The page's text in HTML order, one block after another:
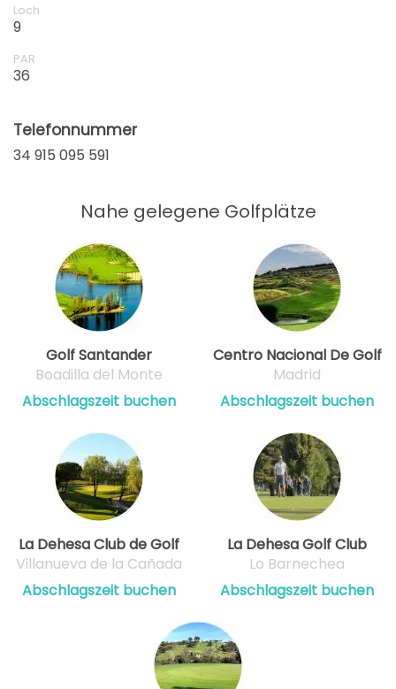
Loch
9
PAR
36
Telefonnummer
34 915 095 591
Nahe gelegene Golfplätze
Golf Santander
Boadilla del Monte
Abschlagszeit buchen
Centro Nacional De Golf
Madrid
Abschlagszeit buchen
La Dehesa Club de Golf
Villanueva de la Cañada
Abschlagszeit buchen
La Dehesa Golf Club
Lo Barnechea
Abschlagszeit buchen